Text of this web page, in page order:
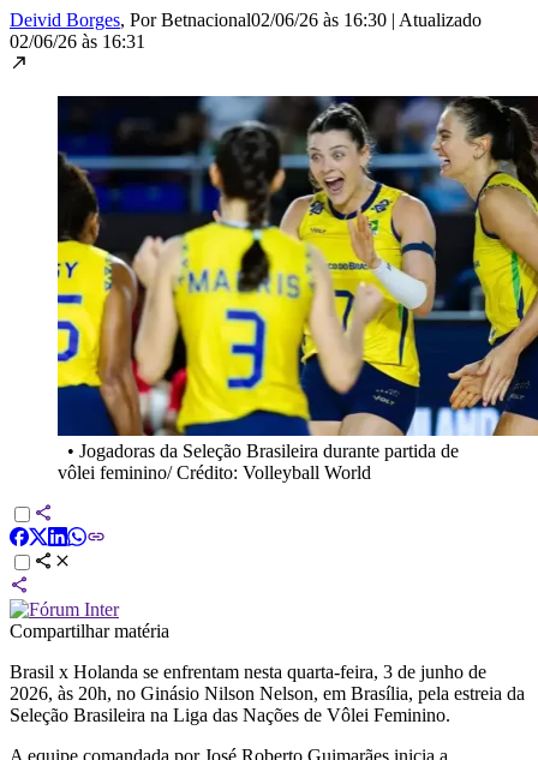
Deivid Borges, Por Betnacional02/06/26 às 16:30 | Atualizado
02/06/26 às 16:31
• Jogadoras da Seleção Brasileira durante partida de
vôlei feminino/ Crédito: Volleyball World
Compartilhar matéria
Brasil x Holanda se enfrentam nesta quarta-feira, 3 de junho de
2026, às 20h, no Ginásio Nilson Nelson, em Brasília, pela estreia da
Seleção Brasileira na Liga das Nações de Vôlei Feminino.
A equipe comandada por José Roberto Guimarães inicia a